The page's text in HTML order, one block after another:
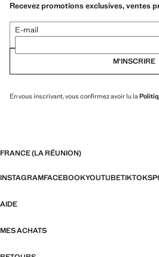
Recevez promotions exclusives, ventes
E-mail
M’INSCRIRE
En vous inscrivant, vous confirmez avoir lu la
FRANCE (LA RÉUNION)
INSTAGRAMFACEBOOKYOUTUBETIKTOK
AIDE
MES ACHATS